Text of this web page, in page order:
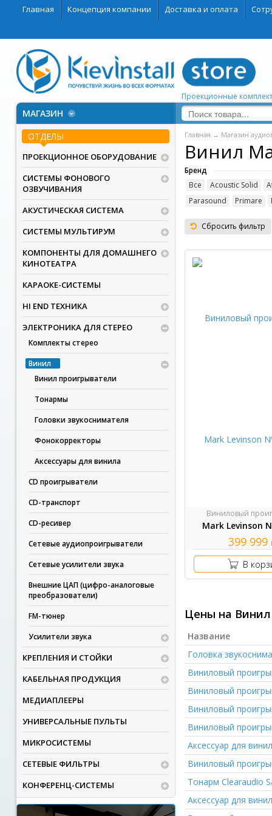
Главная Концепция компании Доставка и оплата
МАГАЗИН
Проекционные
ОТДЕЛЫ
ПРОЕКЦИОННОЕ ОБОРУДОВАНИЕ
СИСТЕМЫ ФОНОВОГО
ОЗВУЧИВАНИЯ
АКУСТИЧЕСКАЯ СИСТЕМА
СИСТЕМЫ МУЛЬТИРУМ
КОМПОНЕНТЫ ДЛЯ ДОМАШНЕГО
КИНОТЕАТРА
КАРАОКЕ-СИСТЕМЫ
HI END ТЕХНИКА
ЭЛЕКТРОНИКА ДЛЯ СТЕРЕО
Комплекты стерео
Винил
Винил проигрыватели
Тонармы
Головки звукоснимателя
Фонокорректоры
Аксессуары для винила
CD проигрыватели
CD-транспорт
CD-ресивер
Сетевые аудиопроигрыватели
Сетевые усилители звука
Внешние ЦАП (цифро-аналоговые
преобразователи)
FM-тюнер
Усилители звука
КРЕПЛЕНИЯ И СТОЙКИ
КАБЕЛЬНАЯ ПРОДУКЦИЯ
МЕДИАПЛЕЕРЫ
УНИВЕРСАЛЬНЫЕ ПУЛЬТЫ
МИКРОСИСТЕМЫ
СЕТЕВЫЕ ФИЛЬТРЫ
КОНФЕРЕНЦ-СИСТЕМЫ
Главная → Магазин
Винил
Бренд
Все
Acoustic Solid
Parasound
Primare
Сбросить фильтр
Виниловый
Mark Levinson
399 999
В
Цены на Винил
Название
Головка
Виниловый
Виниловый
Виниловый
Виниловый
Аксессуар для
Виниловый
Тонарм Clearaudio
Аксессуар для